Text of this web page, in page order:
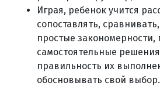
Играя, ребенок учится
сопоставлять,
простые закономерности,
самостоятельные
правильность их
обосновывать свой выбор.